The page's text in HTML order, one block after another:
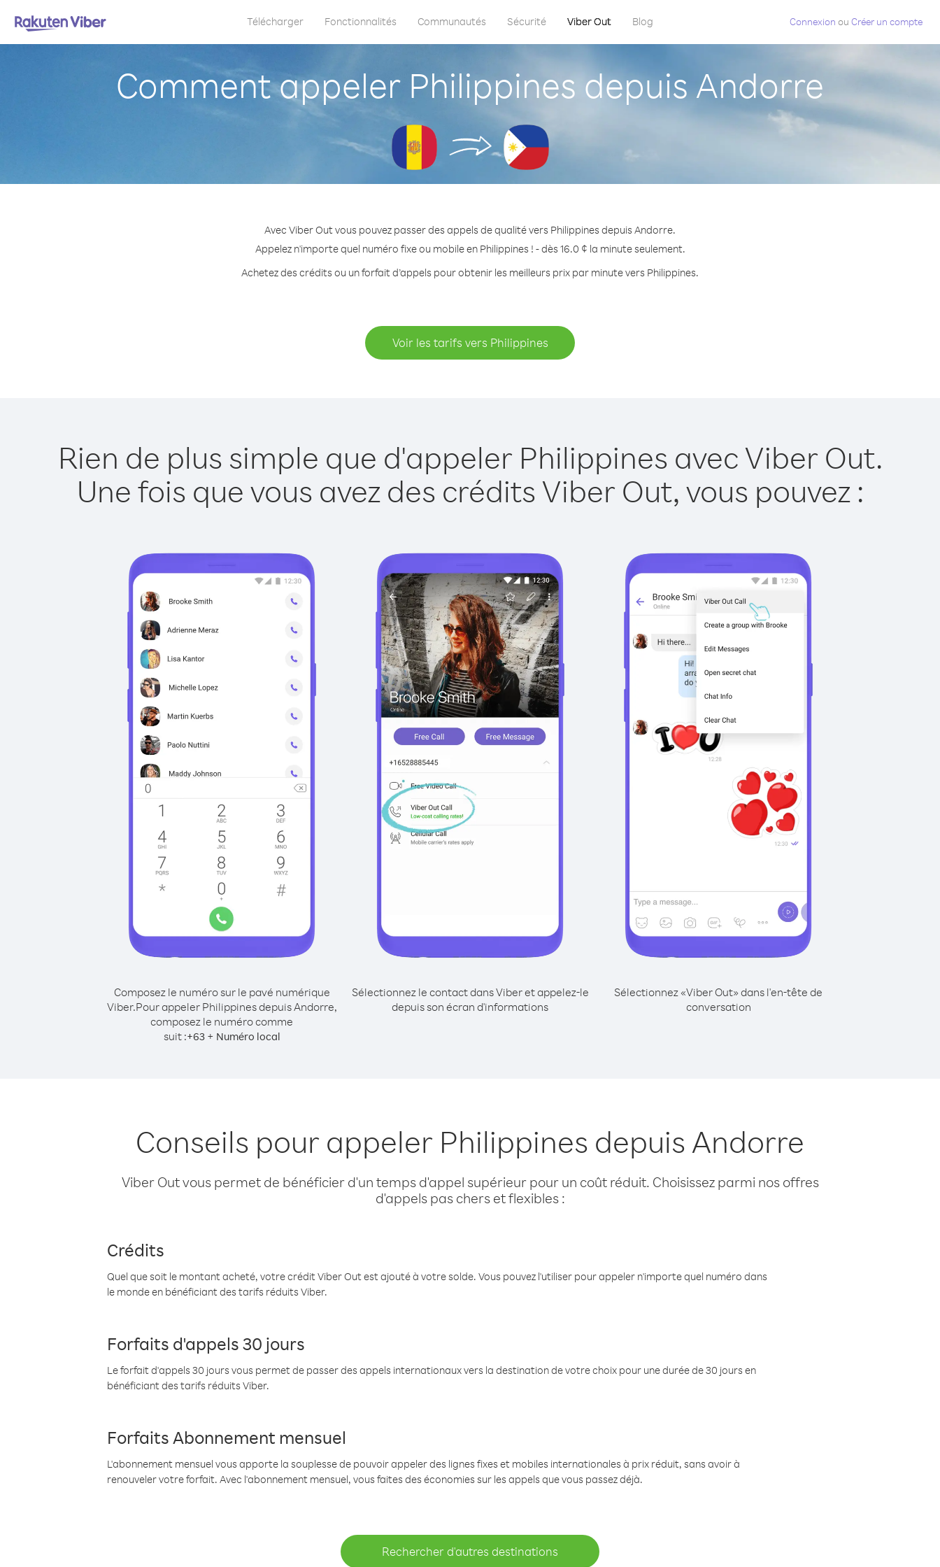
Télécharger Fonctionnalités Communautés Sécurité Viber Out Blog Connexion ou Créer un compte
Comment appeler Philippines depuis Andorre
Avec Viber Out vous pouvez passer des appels de qualité vers Philippines depuis Andorre.
Appelez n'importe quel numéro fixe ou mobile en Philippines ! - dès 16.0 ¢ la minute seulement.
Achetez des crédits ou un forfait d’appels pour obtenir les meilleurs prix par minute vers Philippines.
Voir les tarifs vers Philippines
Rien de plus simple que d'appeler Philippines avec Viber Out.
Une fois que vous avez des crédits Viber Out, vous pouvez :
Composez le numéro sur le pavé numérique
Viber.Pour appeler Philippines depuis Andorre,
composez le numéro comme
suit :+63+ Numéro local
Sélectionnez le contact dans Viber et appelez-le
depuis son écran d'informations
Sélectionnez «Viber Out» dans l'en-tête de
conversation
Conseils pour appeler Philippines depuis Andorre
Viber Out vous permet de bénéficier d'un temps d'appel supérieur pour un coût réduit. Choisissez parmi nos offres
d'appels pas chers et flexibles :
Crédits
Quel que soit le montant acheté, votre crédit Viber Out est ajouté à votre solde. Vous pouvez l'utiliser pour appeler n'importe quel numéro dans
le monde en bénéficiant des tarifs réduits Viber.
Forfaits d'appels 30 jours
Le forfait d'appels 30 jours vous permet de passer des appels internationaux vers la destination de votre choix pour une durée de 30 jours en
bénéficiant des tarifs réduits Viber.
Forfaits Abonnement mensuel
L'abonnement mensuel vous apporte la souplesse de pouvoir appeler des lignes fixes et mobiles internationales à prix réduit, sans avoir à
renouveler votre forfait. Avec l'abonnement mensuel, vous faites des économies sur les appels que vous passez déjà.
Rechercher d'autres destinations